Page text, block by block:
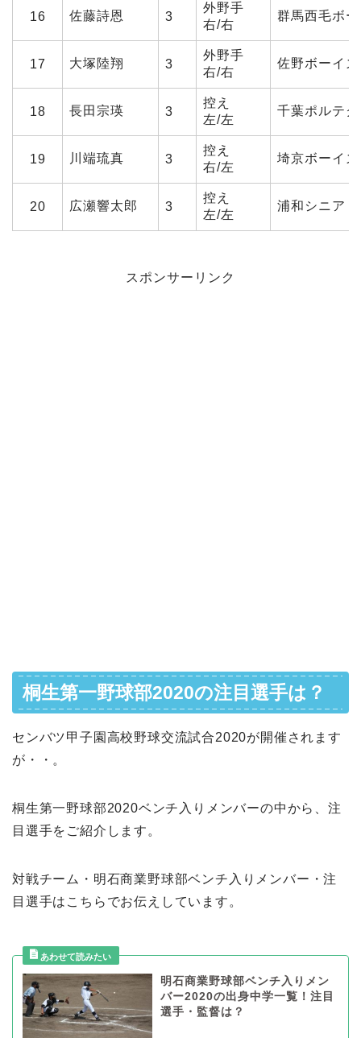
16 佐藤詩恩 3
外野手
右/右
群馬西毛ボ
17 大塚陸翔 3
外野手
右/右
佐野ボーイズ
18 長田宗瑛 3
控え
左/左
千葉ポルテ
19 川端琉真 3
控え
右/左
埼京ボーイズ
20 広瀬響太郎 3
控え
左/左
浦和シニア
スポンサーリンク
桐生第一野球部2020の注目選手は？
センバツ甲子園高校野球交流試合2020が開催されます
が・・。
桐生第一野球部2020ベンチ入りメンバーの中から、注
目選手をご紹介します。
対戦チーム・明石商業野球部ベンチ入りメンバー・注
目選手はこちらでお伝えしています。
明石商業野球部ベンチ入りメン
バー2020の出身中学一覧！注目
選手・監督は？